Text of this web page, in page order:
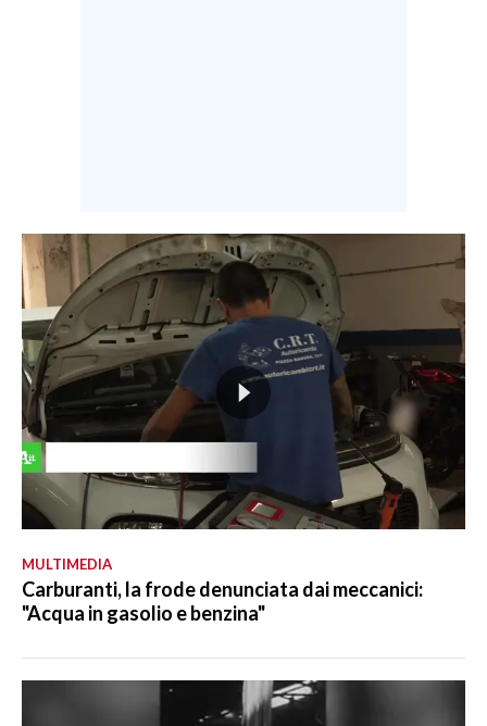
MULTIMEDIA
Carburanti, la frode denunciata dai meccanici:
"Acqua in gasolio e benzina"